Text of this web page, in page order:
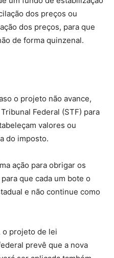
dos preços ou
dos preços, para que
de forma quinzenal.
o projeto não avance,
Federal (STF) para
valores ou
do imposto.
ação para obrigar os
que cada um bote o
e não continue como
o projeto de lei
prevê que a nova